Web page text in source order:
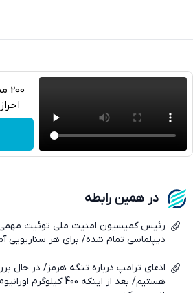
در همین رابطه
رئیس کمیسیون امنیت ملی توئیت مهمی
دیپلماسی تمام شده/ برای هر سناریویی
ادعای ترامپ درباره تنگه هرمز/ در حال
هستیم/ بعد از اینکه 400